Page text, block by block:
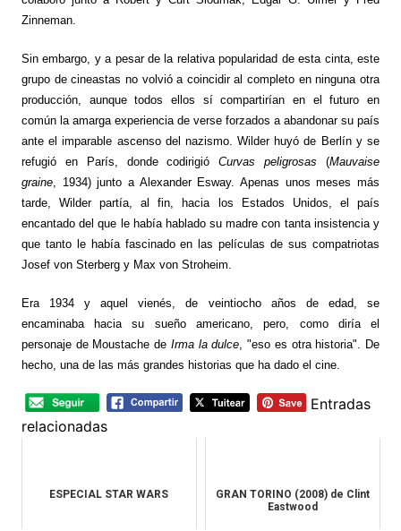
Zinneman.
Sin embargo, y a pesar de la relativa popularidad de esta cinta, este
grupo de cineastas no volvió a coincidir al completo en ninguna otra
producción, aunque todos ellos sí compartirían en el futuro en
común la amarga experiencia de verse forzados a abandonar su país
ante el imparable ascenso del nazismo. Wilder huyó de Berlín y se
refugió en París, donde codirigióCurvas peligrosas(Mauvaise
graine, 1934) junto a Alexander Esway. Apenas unos meses más
tarde, Wilder partía, al fin, hacia los Estados Unidos, el país
encantado del que le había hablado su madre con tanta insistencia y
que tanto le había fascinado en las películas de sus compatriotas
Josef von Sterberg y Max von Stroheim.
Era 1934 y aquel vienés, de veintiocho años de edad, se
encaminaba hacia su sueño americano, pero, como diría el
personaje de Moustache de Irma la dulce, "eso es otra historia". De
hecho, una de las más grandes historias que ha dado el cine.
Entradas
relacionadas
ESPECIAL STAR WARS
GRAN TORINO (2008) de Clint
Eastwood